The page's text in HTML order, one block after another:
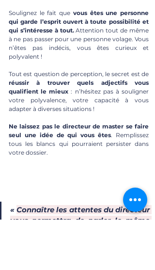
Soulignez le fait que vous êtes une personne
qui garde l’esprit ouvert à toute possibilité et
qui s’intéresse à tout. Attention tout de même
à ne pas passer pour une personne volage. Vous
n’êtes pas indécis, vous êtes curieux et
polyvalent !
réussir à trouver quels adjectifs vous
qualifient le mieux : n’hésitez pas à souligner
votre polyvalence, votre capacité à vous
adapter à diverses situations !
Ne laissez pas le directeur de master se faire
seul une idée de qui vous êtes. Remplissez
tous les blancs qui pourraient persister dans
votre dossier.
« Connaître les attentes du directeur
vous permettra de parler le même